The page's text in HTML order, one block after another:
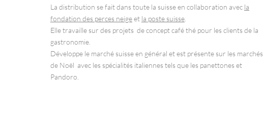
La distribution se fait dans toute la suisse en collaboration avec la
fondation des perces neigeet la poste suisse
Elle travaille sur des projets de concept café thé pour les clients de la
gastronomie.
Développe le marché suisse en général et est présente sur les marchés
de Noël avec les spécialités italiennes tels que les panettones et
Pandoro.